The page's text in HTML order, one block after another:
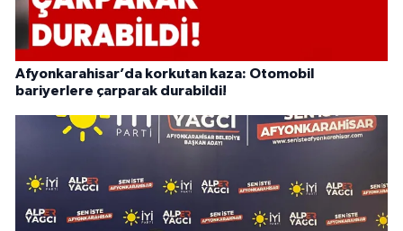
Afyonkarahisar’da korkutan kaza: Otomobil
bariyerlere çarparak durabildi!